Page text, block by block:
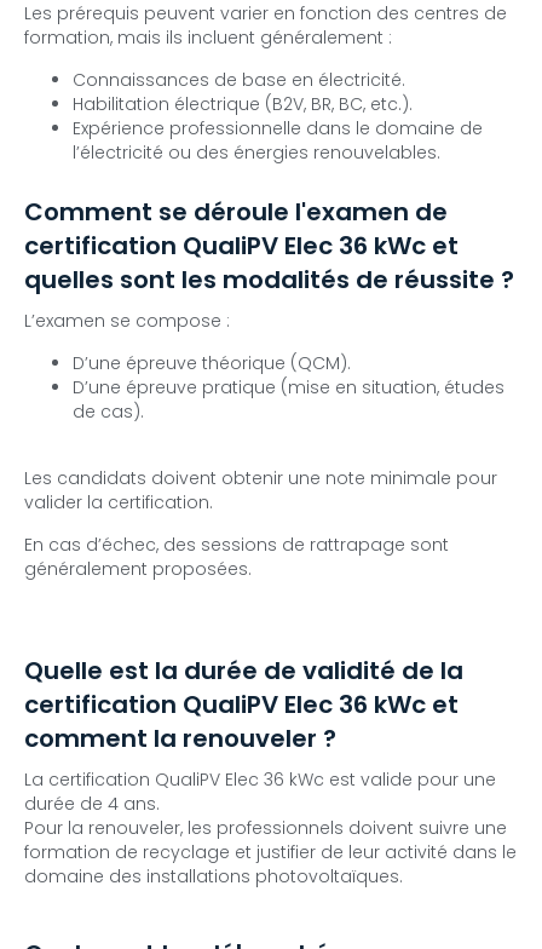
Les prérequis peuvent varier en fonction des centres de
formation, mais ils incluent généralement :
Connaissances de base en électricité.
Habilitation électrique (B2V, BR, BC, etc.).
Expérience professionnelle dans le domaine de
l’électricité ou des énergies renouvelables.
Comment se déroule l'examen de
certification QualiPV Elec 36 kWc et
quelles sont les modalités de réussite ?
L’examen se compose :
D’une épreuve théorique (QCM).
D’une épreuve pratique (mise en situation, études
de cas).
Les candidats doivent obtenir une note minimale pour
valider la certification.
En cas d’échec, des sessions de rattrapage sont
généralement proposées.
Quelle est la durée de validité de la
certification QualiPV Elec 36 kWc et
comment la renouveler ?
La certification QualiPV Elec 36 kWc est valide pour une
durée de 4 ans.
Pour la renouveler, les professionnels doivent suivre une
formation de recyclage et justifier de leur activité dans le
domaine des installations photovoltaïques.